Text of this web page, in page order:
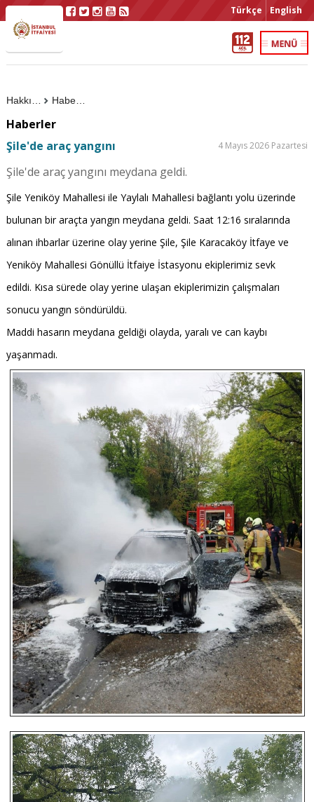
Türkçe English
Haberler
Haberler
Şile'de araç yangını
4 Mayıs 2026 Pazartesi
Şile'de araç yangını meydana geldi.
Şile Yeniköy Mahallesi ile Yaylalı Mahallesi bağlantı yolu üzerinde
bulunan bir araçta yangın meydana geldi. Saat 12:16 sıralarında
alınan ihbarlar üzerine olay yerine Şile, Şile Karacaköy İtfaye ve
Yeniköy Mahallesi Gönüllü İtfaiye İstasyonu ekiplerimiz sevk
edildi. Kısa sürede olay yerine ulaşan ekiplerimizin çalışmaları
sonucu yangın söndürüldü.
Maddi hasarın meydana geldiği olayda, yaralı ve can kaybı
yaşanmadı.